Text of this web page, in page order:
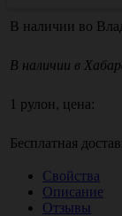
В наличии во
В наличии в
1 рулон, цена:
Бесплатная
Свойства
Описание
Отзывы